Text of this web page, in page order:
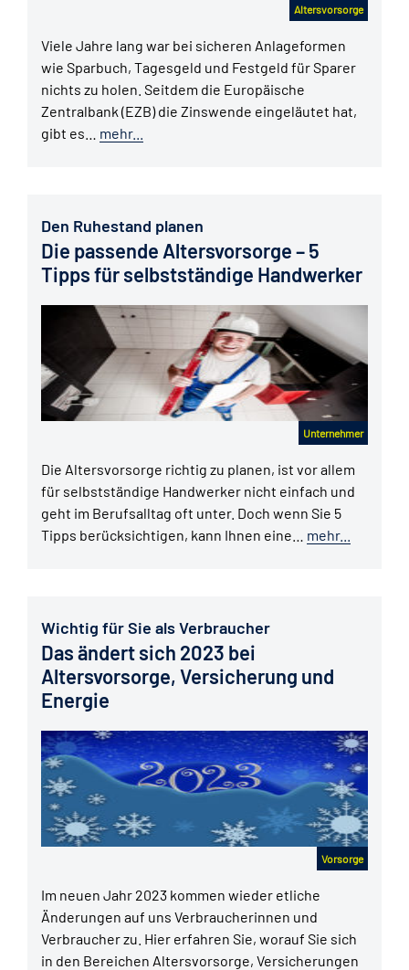
Altersvorsorge
Viele Jahre lang war bei sicheren Anlageformen
wie Sparbuch, Tagesgeld und Festgeld für Sparer
nichts zu holen. Seitdem die Europäische
Zentralbank (EZB) die Zinswende eingeläutet hat,
gibt es… mehr...
Den Ruhestand planen
Die passende Altersvorsorge – 5
Tipps für selbstständige Handwerker
Unternehmer
Die Altersvorsorge richtig zu planen, ist vor allem
für selbstständige Handwerker nicht einfach und
geht im Berufsalltag oft unter. Doch wenn Sie 5
Tipps berücksichtigen, kann Ihnen eine… mehr...
Wichtig für Sie als Verbraucher
Das ändert sich 2023 bei
Altersvorsorge, Versicherung und
Energie
Vorsorge
Im neuen Jahr 2023 kommen wieder etliche
Änderungen auf uns Verbraucherinnen und
Verbraucher zu. Hier erfahren Sie, worauf Sie sich
in den Bereichen Altersvorsorge, Versicherungen